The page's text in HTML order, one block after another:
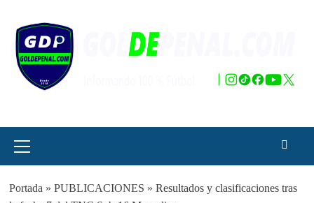
contenido
principal
Portada » PUBLICACIONES » Resultados y clasificaciones tras